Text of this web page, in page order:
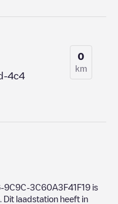
4c4
0
km
3C60A3F41F19 is
. Dit laadstation heeft in